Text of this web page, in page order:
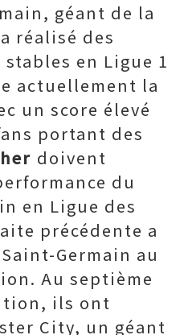
géant de la
réalisé des
en Ligue 1
actuellement la
un score élevé
portant des
doivent
du
en Ligue des
précédente a
Germain au
Au septième
ils ont
City, un géant